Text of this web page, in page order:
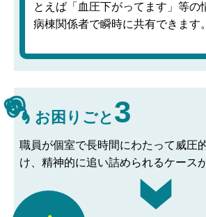
とえば「血圧下がってます」等の
病棟関係者で瞬時に共有できます。
お困りごと 3
職員が個室で⾧時間にわたって威圧
け、精神的に追い詰められるケース